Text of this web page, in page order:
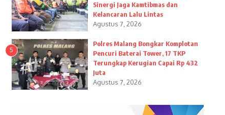
Sinergi Jaga Kamtibmas dan
Kelancaran Lalu Lintas
Agustus 7, 2026
5
Polres Malang Bongkar Komplotan
Pencuri Baterai Tower, 17 TKP
Terungkap Kerugian Capai Rp 432
Juta
Agustus 7, 2026